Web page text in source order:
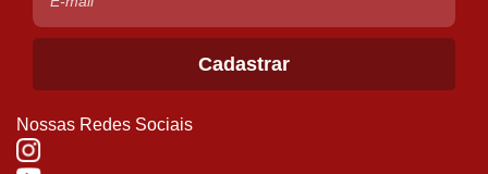
Nossas Redes Sociais